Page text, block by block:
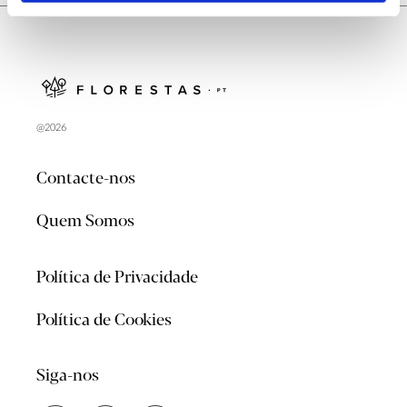
@2026
Contacte-nos
Quem Somos
Política de Privacidade
Política de Cookies
Siga-nos